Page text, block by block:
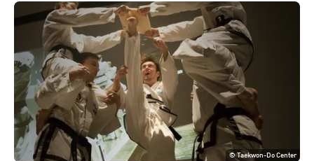
©Taekwon-Do Center